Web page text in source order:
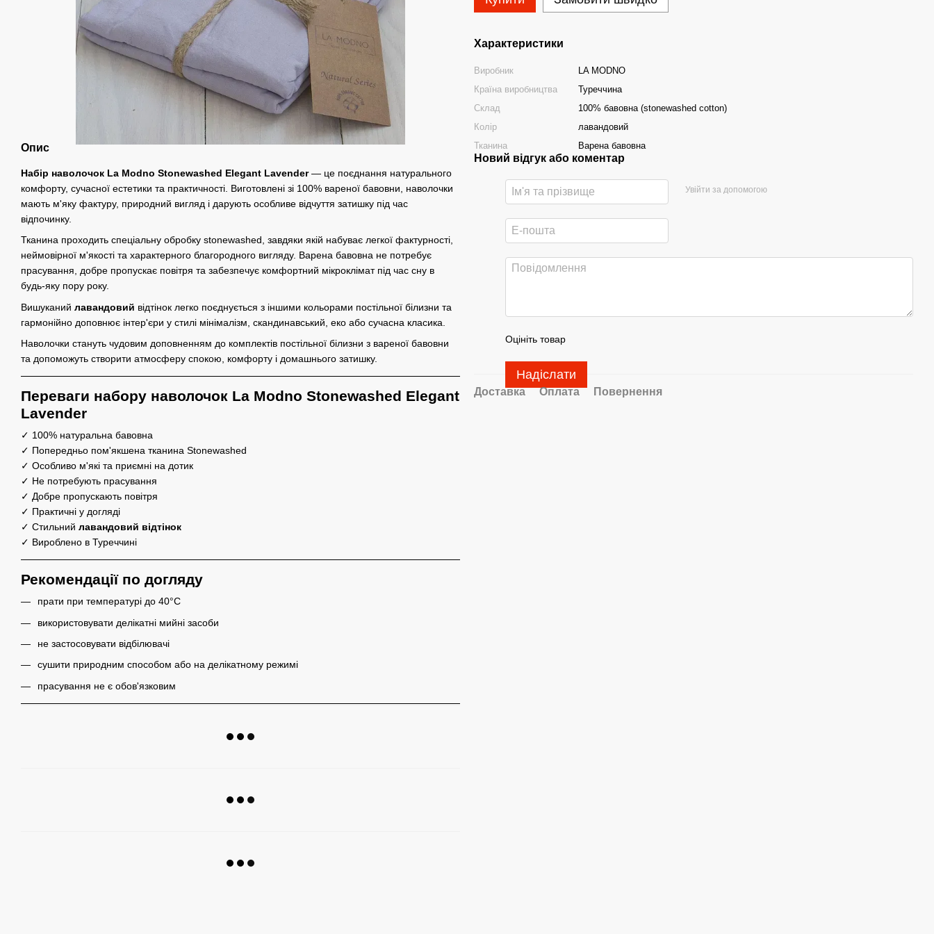
Опис
Набір наволочок La Modno Stonewashed Elegant Lavender— це поєднання натурального
комфорту, сучасної естетики та практичності. Виготовлені зі 100% вареної бавовни, наволочки
мають м'яку фактуру, природний вигляд і дарують особливе відчуття затишку під час
відпочинку.
Тканина проходить спеціальну обробку stonewashed, завдяки якій набуває легкої фактурності,
неймовірної м'якості та характерного благородного вигляду. Варена бавовна не потребує
прасування, добре пропускає повітря та забезпечує комфортний мікроклімат під час сну в
будь-яку пору року.
Вишуканий лавандовий відтінок легко поєднується з іншими кольорами постільної білизни та
гармонійно доповнює інтер'єри у стилі мінімалізм, скандинавський, еко або сучасна класика.
Наволочки стануть чудовим доповненням до комплектів постільної білизни з вареної бавовни
та допоможуть створити атмосферу спокою, комфорту і домашнього затишку.
Переваги набору наволочок La Modno Stonewashed Elegant
Lavender
✓ 100% натуральна бавовна
✓ Попередньо пом'якшена тканина Stonewashed
✓ Особливо м'які та приємні на дотик
✓ Не потребують прасування
✓ Добре пропускають повітря
✓ Практичні у догляді
✓ Стильний лавандовий відтінок
✓ Вироблено в Туреччині
Рекомендації по догляду
прати при температурі до 40°C
використовувати делікатні мийні засоби
не застосовувати відбілювачі
сушити природним способом або на делікатному режимі
прасування не є обов'язковим
Характеристики
Виробник
LA MODNO
Країна виробництва
Туреччина
Склад
100% бавовна (stonewashed cotton)
Колір
лавандовий
Тканина
Варена бавовна
Новий відгук або коментар
Увійти за допомогою
Оцініть товар
Надіслати
Доставка Оплата Повернення